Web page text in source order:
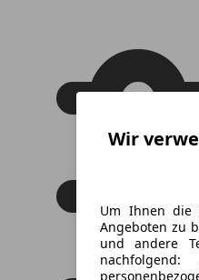
Wir
Um Ihnen die
Angeboten zu
und andere